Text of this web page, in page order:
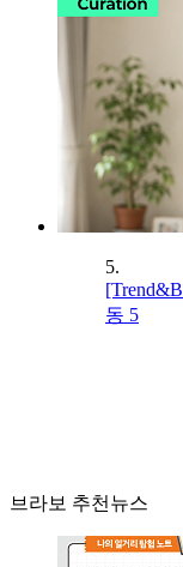
5.
동 5
브라보 추천뉴스